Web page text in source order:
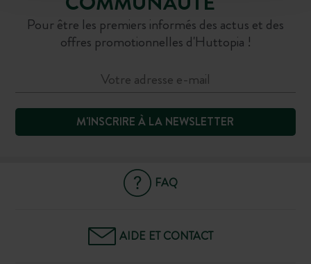
Pour être les premiers informés des actus et des
offres promotionnelles d'Huttopia !
M'INSCRIRE À LA NEWSLETTER
FAQ
AIDE ET CONTACT